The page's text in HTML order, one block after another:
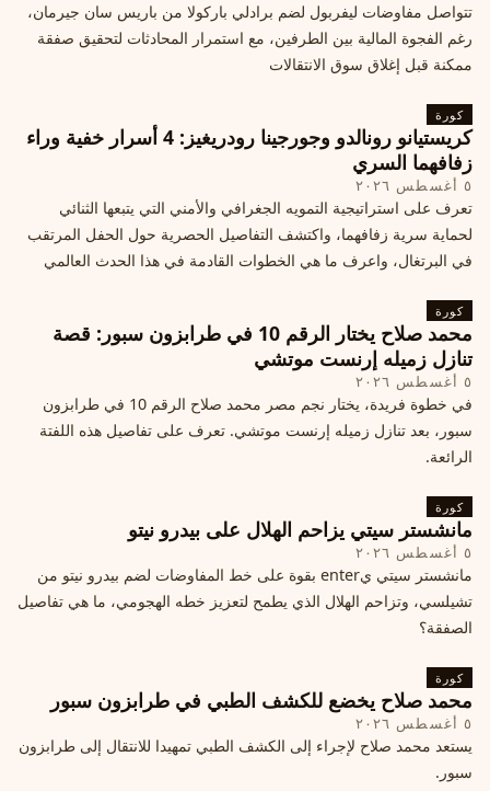
تتواصل مفاوضات ليفربول لضم برادلي باركولا من باريس سان جيرمان،
رغم الفجوة المالية بين الطرفين، مع استمرار المحادثات لتحقيق صفقة
ممكنة قبل إغلاق سوق الانتقالات
كورة
كريستيانو رونالدو وجورجينا رودريغيز: 4 أسرار خفية وراء
زفافهما السري
٥ أغسطس ٢٠٢٦
تعرف على استراتيجية التمويه الجغرافي والأمني التي يتبعها الثنائي
لحماية سرية زفافهما، واكتشف التفاصيل الحصرية حول الحفل المرتقب
في البرتغال، واعرف ما هي الخطوات القادمة في هذا الحدث العالمي
كورة
محمد صلاح يختار الرقم 10 في طرابزون سبور: قصة
تنازل زميله إرنست موتشي
٥ أغسطس ٢٠٢٦
في خطوة فريدة، يختار نجم مصر محمد صلاح الرقم 10 في طرابزون
سبور، بعد تنازل زميله إرنست موتشي. تعرف على تفاصيل هذه اللفتة
الرائعة.
كورة
مانشستر سيتي يزاحم الهلال على بيدرو نيتو
٥ أغسطس ٢٠٢٦
مانشستر سيتي يenter بقوة على خط المفاوضات لضم بيدرو نيتو من
تشيلسي، وتزاحم الهلال الذي يطمح لتعزيز خطه الهجومي، ما هي تفاصيل
الصفقة؟
كورة
محمد صلاح يخضع للكشف الطبي في طرابزون سبور
٥ أغسطس ٢٠٢٦
يستعد محمد صلاح لإجراء إلى الكشف الطبي تمهيدا للانتقال إلى طرابزون
سبور.